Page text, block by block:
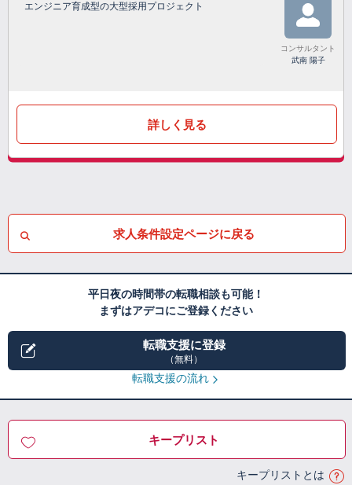
エンジニア育成型の大型採用プロジェクト
コンサルタント
武南 陽子
詳しく見る
求人条件設定ページに戻る
平日夜の時間帯の転職相談も可能！
まずはアデコにご登録ください
転職支援に登録
（無料）
転職支援の流れ
キープリスト
キープリストとは